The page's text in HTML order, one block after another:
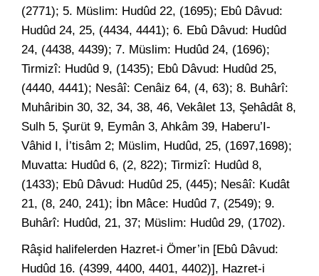
(2771); 5. Müslim: Hudûd 22, (1695); Ebû Dâvud:
Hudûd 24, 25, (4434, 4441); 6. Ebû Dâvud: Hudûd
24, (4438, 4439); 7. Müslim: Hudûd 24, (1696);
Tirmizî: Hudûd 9, (1435); Ebû Dâvud: Hudûd 25,
(4440, 4441); Nesâî: Cenâiz 64, (4, 63); 8. Buhârî:
Muhâribin 30, 32, 34, 38, 46, Vekâlet 13, Şehâdât 8,
Sulh 5, Şurüt 9, Eymân 3, Ahkâm 39, Haberu’I-
Vâhid I, İ’tisâm 2; Müslim, Hudûd, 25, (1697,1698);
Muvatta: Hudûd 6, (2, 822); Tirmizî: Hudûd 8,
(1433); Ebû Dâvud: Hudûd 25, (445); Nesâî: Kudât
21, (8, 240, 241); İbn Mâce: Hudûd 7, (2549); 9.
Buhârî: Hudûd, 21, 37; Müslim: Hudûd 29, (1702).
Râşid halifelerden Hazret-i Ömer’in [Ebû Dâvud:
Hudûd 16. (4399, 4400, 4401, 4402)], Hazret-i